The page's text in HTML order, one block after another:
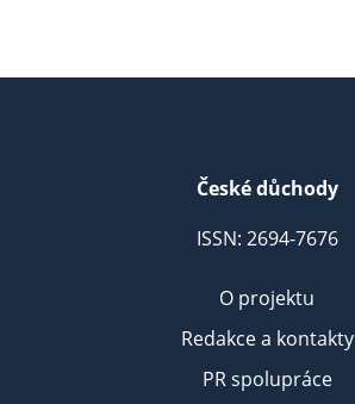
České důchody
ISSN: 2694-7676
O projektu
Redakce a kontakty
PR spolupráce